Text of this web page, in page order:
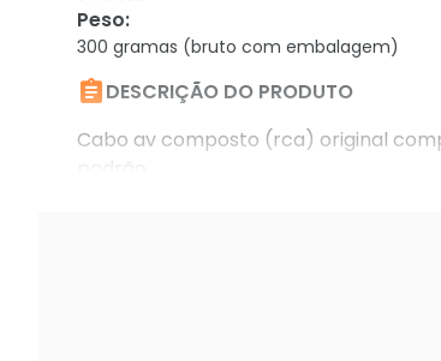
Peso:
300 gramas (bruto com embalagem)
DESCRIÇÃO DO PRODUTO
Cabo av composto (rca) original
padrão.